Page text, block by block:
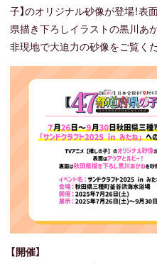
子】のオリジナル砂像が登場！表
県描き下ろしイラストの黒川あ
非現地で大迫力の砂像をご覧くだ
【開催】